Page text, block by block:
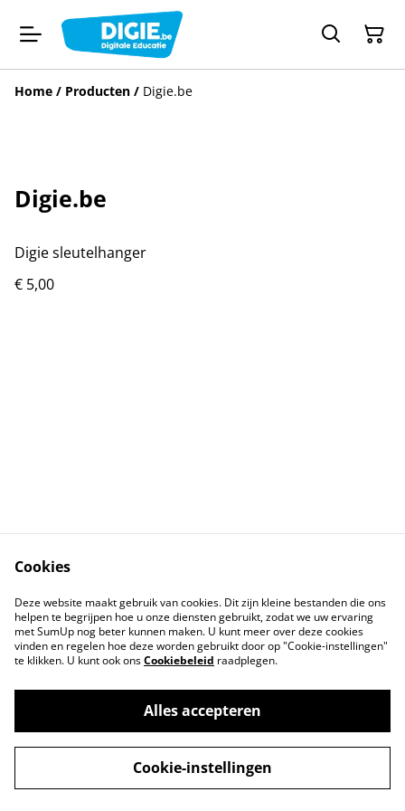
Home / Producten / Digie.be
Digie.be
Digie sleutelhanger
€ 5,00
Contact Us
Legal Terms
Privacy Policy
Cookie Policy
©2026Digie.be - Gene Vangampelaere
powered by
Cookies
Deze website maakt gebruik van cookies. Dit zijn kleine bestanden die ons
helpen te begrijpen hoe u onze diensten gebruikt, zodat we uw ervaring
met SumUp nog beter kunnen maken. U kunt meer over deze cookies
vinden en regelen hoe deze worden gebruikt door op "Cookie-instellingen"
te klikken. U kunt ook onsCookiebeleid raadplegen.
Alles accepteren
Cookie-instellingen